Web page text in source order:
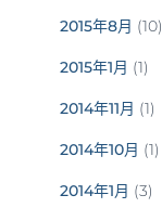
2015年8月 (10)
2015年1月 (1)
2014年11月 (1)
2014年10月 (1)
2014年1月 (3)